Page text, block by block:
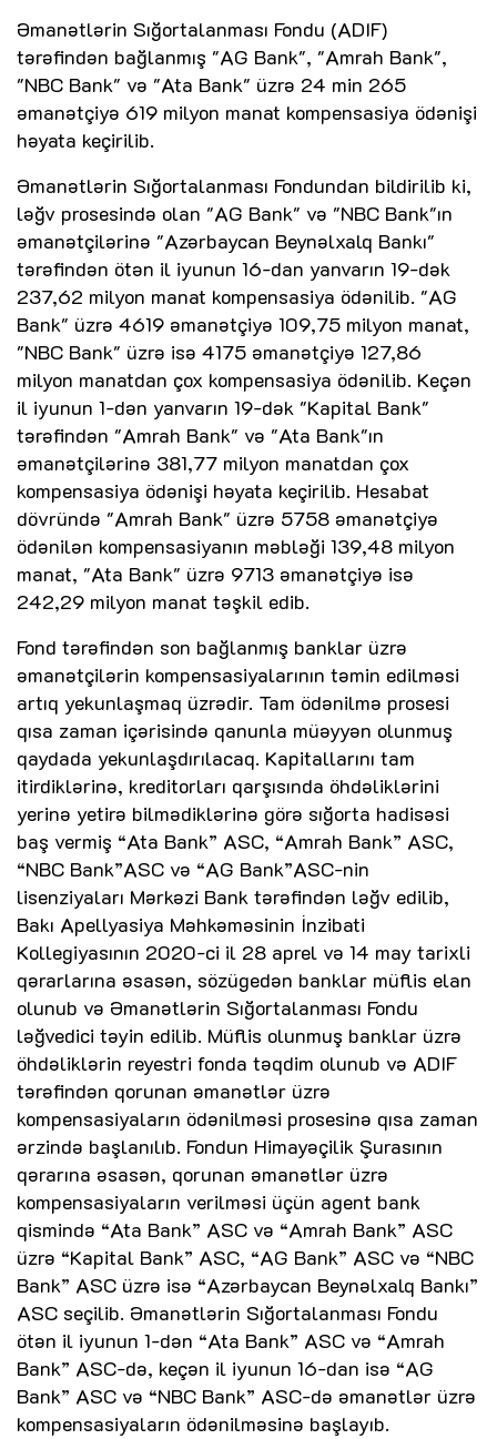
Əmanətlərin Sığortalanması Fondu (ADIF)
tərəfindən bağlanmış "AG Bank", "Amrah Bank",
"NBC Bank" və "Ata Bank" üzrə 24 min 265
əmanətçiyə 619 milyon manat kompensasiya ödənişi
həyata keçirilib.
Əmanətlərin Sığortalanması Fondundan bildirilib ki,
ləğv prosesində olan "AG Bank" və "NBC Bank"ın
əmanətçilərinə "Azərbaycan Beynəlxalq Bankı"
tərəfindən ötən il iyunun 16-dan yanvarın 19-dək
237,62 milyon manat kompensasiya ödənilib. "AG
Bank" üzrə 4619 əmanətçiyə 109,75 milyon manat,
"NBC Bank" üzrə isə 4175 əmanətçiyə 127,86
milyon manatdan çox kompensasiya ödənilib. Keçən
il iyunun 1-dən yanvarın 19-dək "Kapital Bank"
tərəfindən "Amrah Bank" və "Ata Bank"ın
əmanətçilərinə 381,77 milyon manatdan çox
kompensasiya ödənişi həyata keçirilib. Hesabat
dövründə "Amrah Bank" üzrə 5758 əmanətçiyə
ödənilən kompensasiyanın məbləği 139,48 milyon
manat, "Ata Bank" üzrə 9713 əmanətçiyə isə
242,29 milyon manat təşkil edib.
Fond tərəfindən son bağlanmış banklar üzrə
əmanətçilərin kompensasiyalarının təmin edilməsi
artıq yekunlaşmaq üzrədir. Tam ödənilmə prosesi
qısa zaman içərisində qanunla müəyyən olunmuş
qaydada yekunlaşdırılacaq. Kapitallarını tam
itirdiklərinə, kreditorları qarşısında öhdəliklərini
yerinə yetirə bilmədiklərinə görə sığorta hadisəsi
baş vermiş “Ata Bank” ASC, “Amrah Bank” ASC,
“NBC Bank”ASC və “AG Bank”ASC-nin
lisenziyaları Mərkəzi Bank tərəfindən ləğv edilib,
Bakı Apellyasiya Məhkəməsinin İnzibati
Kollegiyasının 2020-ci il 28 aprel və 14 may tarixli
qərarlarına əsasən, sözügedən banklar müflis elan
olunub və Əmanətlərin Sığortalanması Fondu
ləğvedici təyin edilib. Müflis olunmuş banklar üzrə
öhdəliklərin reyestri fonda təqdim olunub və ADIF
tərəfindən qorunan əmanətlər üzrə
kompensasiyaların ödənilməsi prosesinə qısa zaman
ərzində başlanılıb. Fondun Himayəçilik Şurasının
qərarına əsasən, qorunan əmanətlər üzrə
kompensasiyaların verilməsi üçün agent bank
qismində “Ata Bank” ASC və “Amrah Bank” ASC
üzrə “Kapital Bank” ASC, “AG Bank” ASC və “NBC
Bank” ASC üzrə isə “Azərbaycan Beynəlxalq Bankı”
ASC seçilib. Əmanətlərin Sığortalanması Fondu
ötən il iyunun 1-dən “Ata Bank” ASC və “Amrah
Bank” ASC-də, keçən il iyunun 16-dan isə “AG
Bank” ASC və “NBC Bank” ASC-də əmanətlər üzrə
kompensasiyaların ödənilməsinə başlayıb.